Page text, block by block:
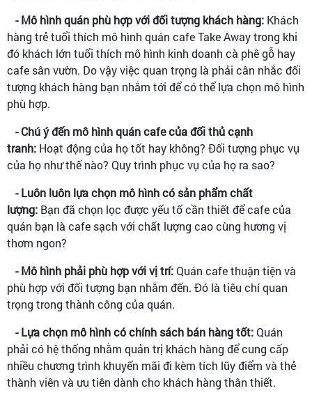
- Mô hình quán phù hợp với đối tượng khách hàng: Khách
hàng trẻ tuổi thích mô hình quán cafe Take Away trong khi
đó khách lớn tuổi thích mô hình kinh doanh cà phê gỗ hay
cafe sân vườn. Do vậy việc quan trọng là phải cân nhắc đối
tượng khách hàng bạn nhắm tới để có thể lựa chọn mô hình
phù hợp.
- Chú ý đến mô hình quán cafe của đối thủ cạnh
tranh: Hoạt động của họ tốt hay không? Đối tượng phục vụ
của họ như thế nào? Quy trình phục vụ của họ ra sao?
- Luôn luôn lựa chọn mô hình có sản phẩm chất
lượng: Bạn đã chọn lọc được yếu tố cần thiết để cafe của
quán bạn là cafe sạch với chất lượng cao cùng hương vị
thơm ngon?
- Mô hình phải phù hợp với vị trí:Quán cafe thuận tiện và
phù hợp với đối tượng bạn nhắm đến. Đó là tiêu chí quan
trọng trong thành công của quán.
- Lựa chọn mô hình có chính sách bán hàng tốt:Quán
phải có hệ thống nhằm quản trị khách hàng để cung cấp
nhiều chương trình khuyến mãi đi kèm tích lũy điểm và thẻ
thành viên và ưu tiên dành cho khách hàng thân thiết.